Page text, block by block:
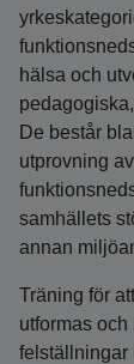
hälsa och
De består
utprovning
samhällets
annan
Träning för
utformas
felställningar